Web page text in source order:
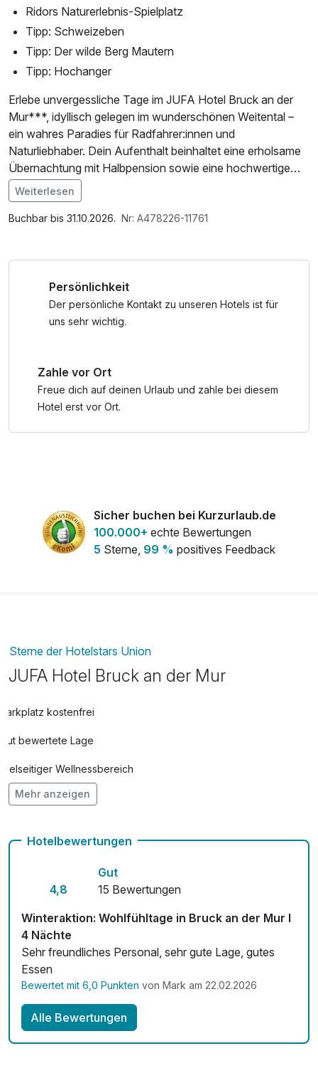
Ridors Naturerlebnis-Spielplatz
Tipp: Schweizeben
Tipp: Der wilde Berg Mautern
Tipp: Hochanger
Erlebe unvergessliche Tage im JUFA Hotel Bruck an der
Mur***, idyllisch gelegen im wunderschönen Weitental –
ein wahres Paradies für Radfahrer:innen und
Naturliebhaber. Dein Aufenthalt beinhaltet eine erholsame
Übernachtung mit Halbpension sowie eine hochwertige
Trinkflasche, die dich auf deinen täglichen Radtouren
erfrischt.
Waldwellness-Bereich mit Sauna und Ruhezonen zur
Entspannung ein. Auch die hoteleigenen Kegelbahnen
sorgen für gesellige Abende und zusätzliche Unterhaltung.
Spielplatz mit Holzkugelbahn, Rutsche und Klettergarten
jede Menge Spaß und Abwechslung. Zahlreiche weitere
Freizeitmöglichkeiten sorgen für ein rundum gelungenes
Naturerlebnisse und Entspannung. Jetzt buchen und die
Hochsteiermark auf zwei Rädern entdecken!
Im Angebot enthalten
Saunabenutzung, Saunatuch, Leihbademantel, Parkplatz,
Weiterlesen
Buchbar bis 31.10.2026. Nr: A478226-11761
Persönlichkeit
Der persönliche Kontakt zu unseren Hotels ist für
uns sehr wichtig.
Zahle vor Ort
Freue dich auf deinen Urlaub und zahle bei diesem
Hotel erst vor Ort.
Sicher buchen bei Kurzurlaub.de
100.000+ echte Bewertungen
5 Sterne, 99 % positives Feedback
Sterne der Hotelstars Union
JUFA Hotel Bruck an der Mur
Parkplatz kostenfrei
Gut bewertete Lage
Vielseitiger Wellnessbereich
Hunde im Hotel erlaubt für 15,00 € pro Stück / Nacht
Mehr anzeigen
Hotelbewertungen
4,8
Gut
15 Bewertungen
Winteraktion: Wohlfühltage in Bruck an der Mur I
4 Nächte
Sehr freundliches Personal, sehr gute Lage, gutes
Essen
Bewertet mit 6,0 Punkten von Mark am 22.02.2026
Alle Bewertungen